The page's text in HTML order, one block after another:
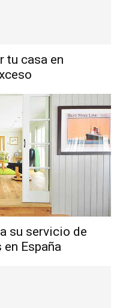
tu casa en
su servicio de
España